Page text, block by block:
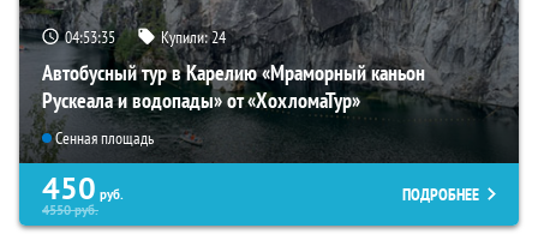
04:53:33 Купили:24
Автобусный тур в Карелию «Мраморный каньон
Рускеала и водопады» от «ХохломаТур»
Сенная площадь
450 руб.
4550руб.
ПОДРОБНЕЕ